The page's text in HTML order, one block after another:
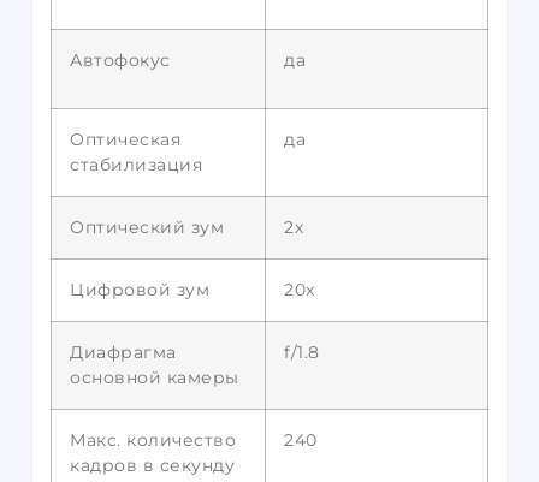
Автофокус да
Оптическая
стабилизация
да
Оптический зум 2х
Цифровой зум 20x
Диафрагма
основной камеры
f/1.8
Макс. количество
кадров в секунду
240